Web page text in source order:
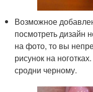
Возможное
посмотреть дизайн
на фото, то вы
рисунок на
сродни черному.